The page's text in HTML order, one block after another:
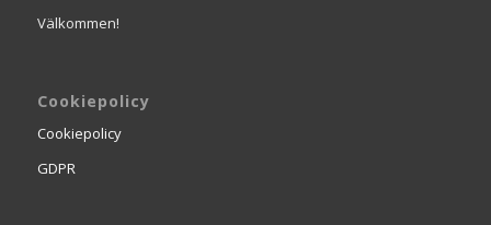
Välkommen!
Cookiepolicy
Cookiepolicy
GDPR